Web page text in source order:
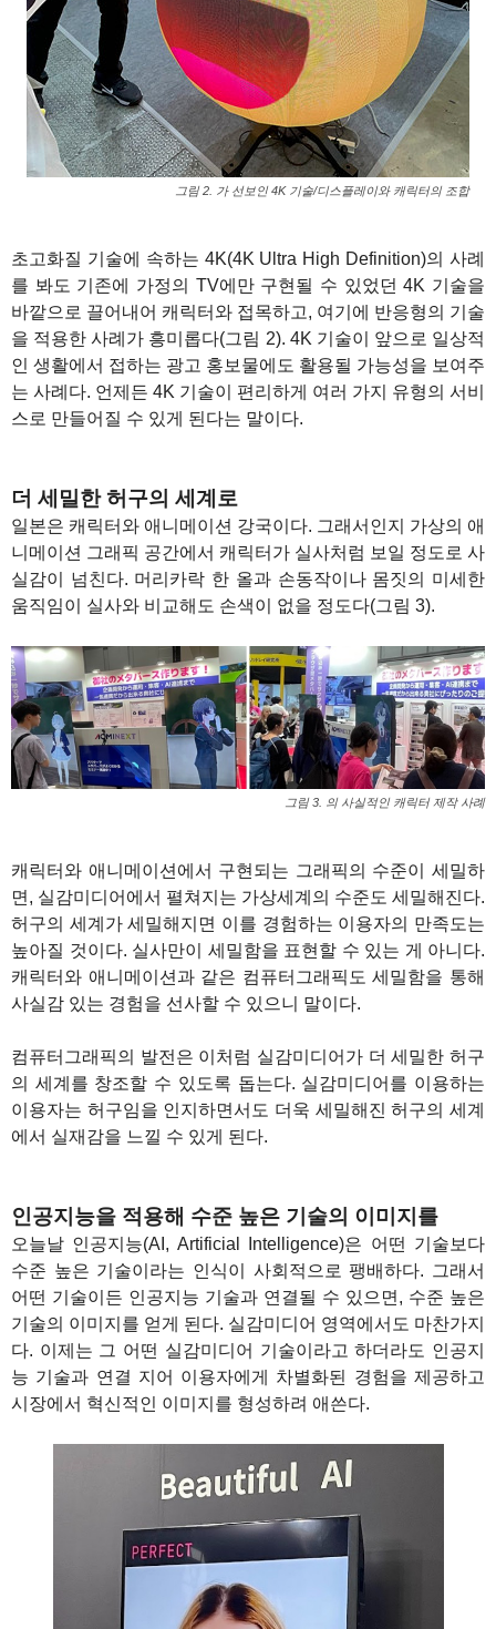
그림 2. 가 선보인 4K 기술/디스플레이와 캐릭터의 조합
초고화질 기술에 속하는 4K(4K Ultra High Definition)의 사례
를 봐도 기존에 가정의 TV에만 구현될 수 있었던 4K 기술을
바깥으로 끌어내어 캐릭터와 접목하고, 여기에 반응형의 기술
을 적용한 사례가 흥미롭다(그림 2). 4K 기술이 앞으로 일상적
인 생활에서 접하는 광고 홍보물에도 활용될 가능성을 보여주
는 사례다. 언제든 4K 기술이 편리하게 여러 가지 유형의 서비
스로 만들어질 수 있게 된다는 말이다.
더 세밀한 허구의 세계로
일본은 캐릭터와 애니메이션 강국이다. 그래서인지 가상의 애
니메이션 그래픽 공간에서 캐릭터가 실사처럼 보일 정도로 사
실감이 넘친다. 머리카락 한 올과 손동작이나 몸짓의 미세한
움직임이 실사와 비교해도 손색이 없을 정도다(그림 3).
그림 3. 의 사실적인 캐릭터 제작 사례
캐릭터와 애니메이션에서 구현되는 그래픽의 수준이 세밀하
면, 실감미디어에서 펼쳐지는 가상세계의 수준도 세밀해진다.
허구의 세계가 세밀해지면 이를 경험하는 이용자의 만족도는
높아질 것이다. 실사만이 세밀함을 표현할 수 있는 게 아니다.
캐릭터와 애니메이션과 같은 컴퓨터그래픽도 세밀함을 통해
사실감 있는 경험을 선사할 수 있으니 말이다.
컴퓨터그래픽의 발전은 이처럼 실감미디어가 더 세밀한 허구
의 세계를 창조할 수 있도록 돕는다. 실감미디어를 이용하는
이용자는 허구임을 인지하면서도 더욱 세밀해진 허구의 세계
에서 실재감을 느낄 수 있게 된다.
인공지능을 적용해 수준 높은 기술의 이미지를
오늘날 인공지능(AI, Artificial Intelligence)은 어떤 기술보다
수준 높은 기술이라는 인식이 사회적으로 팽배하다. 그래서
어떤 기술이든 인공지능 기술과 연결될 수 있으면, 수준 높은
기술의 이미지를 얻게 된다. 실감미디어 영역에서도 마찬가지
다. 이제는 그 어떤 실감미디어 기술이라고 하더라도 인공지
능 기술과 연결 지어 이용자에게 차별화된 경험을 제공하고
시장에서 혁신적인 이미지를 형성하려 애쓴다.